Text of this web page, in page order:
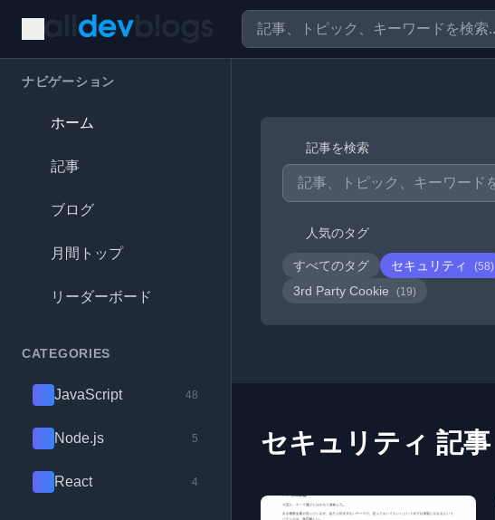
ナビゲーション
ホーム
記事
ブログ
月間トップ
リーダーボード
CATEGORIES
JavaScript 48
Node.js 5
React 4
記事を検索
人気のタグ
すべてのタグ セキュリティ (58)
3rd Party Cookie (19)
セキュリティ 記事